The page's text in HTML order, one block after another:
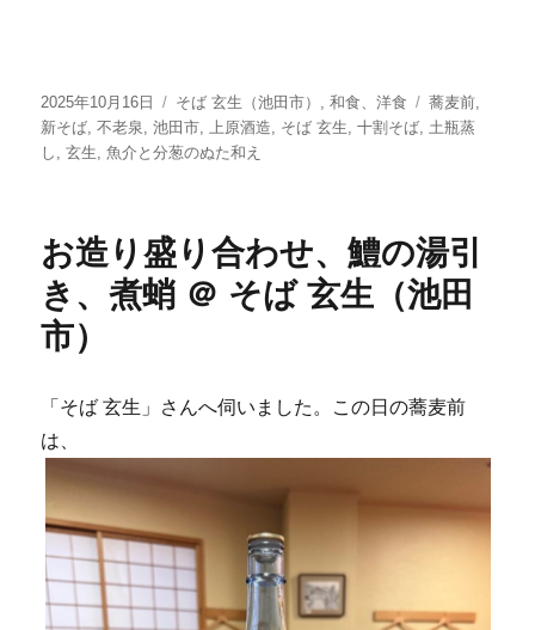
投
稿
日:
2025年10月16日
カ
テ
ゴ
そば 玄生（池田市） ,和食、洋食
タ
グ
蕎麦前
新そば ,不老泉 ,池田市 上原酒造 そば 玄生 ,十割そば 土瓶蒸
し
,玄生 ,魚介と分葱のぬた和え
お造り盛り合わせ、鱧の湯引
き、煮蛸 ＠ そば 玄生（池田
市）
「そば 玄生」さんへ伺いました。この日の蕎麦前
は、